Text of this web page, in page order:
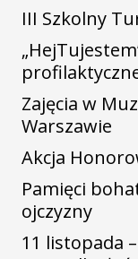
III Szkolny
Zajęcia w
Warszawie
Akcja
Pamięci
ojczyzny
11 listopada